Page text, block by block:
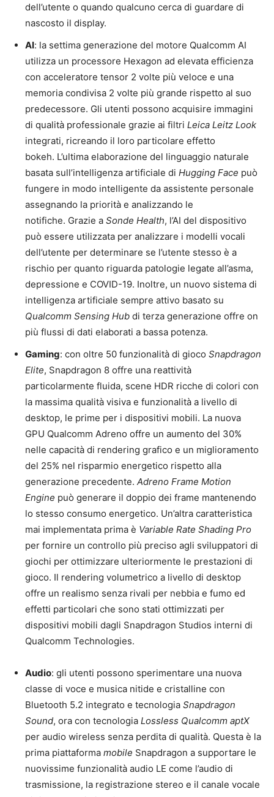
dell’utente o quando qualcuno cerca di guardare di
nascosto il display.
AI: la settima generazione del motore Qualcomm AI
utilizza un processore Hexagon ad elevata efficienza
con acceleratore tensor 2 volte più veloce e una
memoria condivisa 2 volte più grande rispetto al suo
predecessore. Gli utenti possono acquisire immagini
di qualità professionale grazie ai filtri Leica Leitz Look
integrati, ricreando il loro particolare effetto
bokeh. L’ultima elaborazione del linguaggio naturale
basata sull’intelligenza artificiale di Hugging Face può
fungere in modo intelligente da assistente personale
assegnando la priorità e analizzando le
notifiche. Grazie a Sonde Health, l’AI del dispositivo
può essere utilizzata per analizzare i modelli vocali
dell’utente per determinare se l’utente stesso è a
rischio per quanto riguarda patologie legate all’asma,
depressione e COVID-19. Inoltre, un nuovo sistema di
intelligenza artificiale sempre attivo basato su
Qualcomm Sensing Hub di terza generazione offre on
più flussi di dati elaborati a bassa potenza.
Gaming: con oltre 50 funzionalità di gioco Snapdragon
Elite, Snapdragon 8 offre una reattività
particolarmente fluida, scene HDR ricche di colori con
la massima qualità visiva e funzionalità a livello di
desktop, le prime per i dispositivi mobili. La nuova
GPU Qualcomm Adreno offre un aumento del 30%
nelle capacità di rendering grafico e un miglioramento
del 25% nel risparmio energetico rispetto alla
generazione precedente. Adreno Frame Motion
Engine può generare il doppio dei frame mantenendo
lo stesso consumo energetico. Un’altra caratteristica
mai implementata prima è Variable Rate Shading Pro
per fornire un controllo più preciso agli sviluppatori di
giochi per ottimizzare ulteriormente le prestazioni di
gioco. Il rendering volumetrico a livello di desktop
offre un realismo senza rivali per nebbia e fumo ed
effetti particolari che sono stati ottimizzati per
dispositivi mobili dagli Snapdragon Studios interni di
Qualcomm Technologies.
Audio: gli utenti possono sperimentare una nuova
classe di voce e musica nitide e cristalline con
Bluetooth 5.2 integrato e tecnologia Snapdragon
Sound, ora con tecnologia Lossless Qualcomm aptX
per audio wireless senza perdita di qualità. Questa è la
prima piattaforma mobile Snapdragon a supportare le
nuovissime funzionalità audio LE come l’audio di
trasmissione, la registrazione stereo e il canale vocale